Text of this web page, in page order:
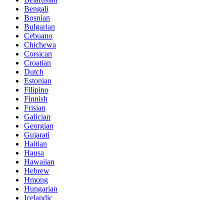
Bengali
Bosnian
Bulgarian
Cebuano
Chichewa
Corsican
Croatian
Dutch
Estonian
Filipino
Finnish
Frisian
Galician
Georgian
Gujarati
Haitian
Hausa
Hawaiian
Hebrew
Hmong
Hungarian
Icelandic